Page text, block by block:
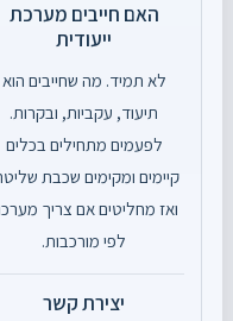
האם חייבים מערכת
ייעודית
לא תמיד. מה שחייבים הוא
תיעוד, עקביות, ובקרות.
לפעמים מתחילים בכלים
קיימים ומקימים שכבת
ואז מחליטים אם צריך
לפי מורכבות.
יצירת קשר